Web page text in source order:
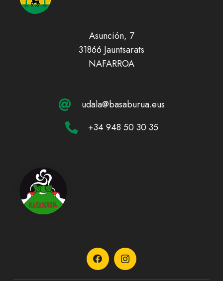
Asunción, 7
31866 Jauntsarats
NAFARROA
udala@basaburua.eus
+34 948 50 30 35